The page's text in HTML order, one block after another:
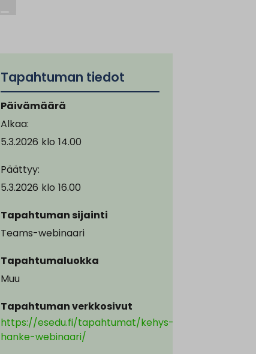
Tapahtuman tiedot
Päivämäärä
Alkaa:
5.3.2026 klo 14.00
Päättyy:
5.3.2026 klo 16.00
Tapahtuman sijainti
Teams-webinaari
Tapahtumaluokka
Muu
Tapahtuman verkkosivut
https://esedu.fi/tapahtumat/kehys-
hanke-webinaari/